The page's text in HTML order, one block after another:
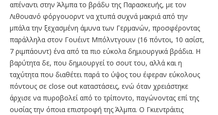
απέναντι στην Άλμπα το βράδυ της Παρασκευής, με τον
Λιθουανό φόργουορντ να χτυπά συχνά μακριά από την
μπάλα την ξεχασμένη άμυνα των Γερμανών, προσφέροντας
παράλληλα στον Γουέιντ Μπόλντγουιν (16 πόντοι, 10 ασίστ,
7 ριμπάουντ) ένα από τα πιο εύκολα δημιουργικά βράδια. Η
βαρύτητα δε, που δημιουργεί το σουτ του, αλλά και η
ταχύτητα που διαθέτει παρά το ύψος του έφεραν εύκολους
πόντους σε close out καταστάσεις, ενώ όταν χρειάστηκε
άρχισε να πυροβολεί από το τρίποντο, παγώνοντας επί της
ουσίας την όποια επιστροφή της Άλμπα. Ο Γκιεντράιτις